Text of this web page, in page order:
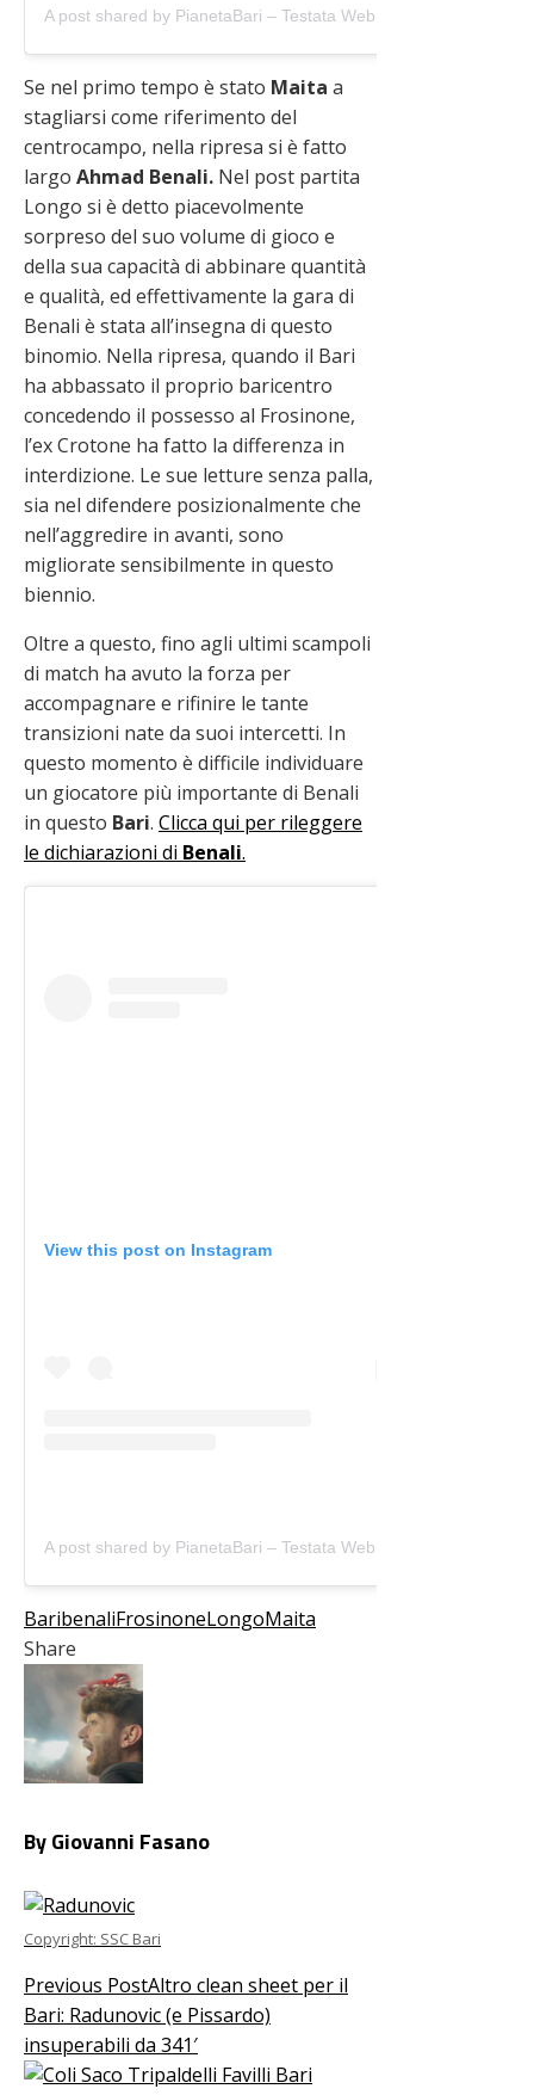
Se nel primo tempo è stato Maita a
stagliarsi come riferimento del
centrocampo, nella ripresa si è fatto
largo Ahmad Benali. Nel post partita
Longo si è detto piacevolmente
sorpreso del suo volume di gioco e
della sua capacità di abbinare quantità
e qualità, ed effettivamente la gara di
Benali è stata all’insegna di questo
binomio. Nella ripresa, quando il Bari
ha abbassato il proprio baricentro
concedendo il possesso al Frosinone,
l’ex Crotone ha fatto la differenza in
interdizione. Le sue letture senza palla,
sia nel difendere posizionalmente che
nell’aggredire in avanti, sono
migliorate sensibilmente in questo
biennio.
Oltre a questo, fino agli ultimi scampoli
di match ha avuto la forza per
accompagnare e rifinire le tante
transizioni nate da suoi intercetti. In
questo momento è difficile individuare
un giocatore più importante di Benali
in questo Bari. Clicca qui per rileggere
le dichiarazioni di Benali.
View this post on Instagram
BaribenaliFrosinoneLongoMaita
Share
Facebook
Twitter
LinkedIn
Pinterest
Stumbleupon
By Giovanni Fasano
Copyright: SSC Bari
Previous PostAltro clean sheet per il
Bari: Radunovic (e Pissardo)
insuperabili da 341′